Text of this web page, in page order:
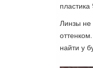
Линзы не
найти у